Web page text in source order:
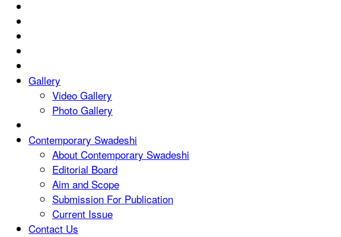
Gallery
Video Gallery
Photo Gallery
Contemporary Swadeshi
About Contemporary Swadeshi
Editorial Board
Aim and Scope
Submission For Publication
Current Issue
Contact Us